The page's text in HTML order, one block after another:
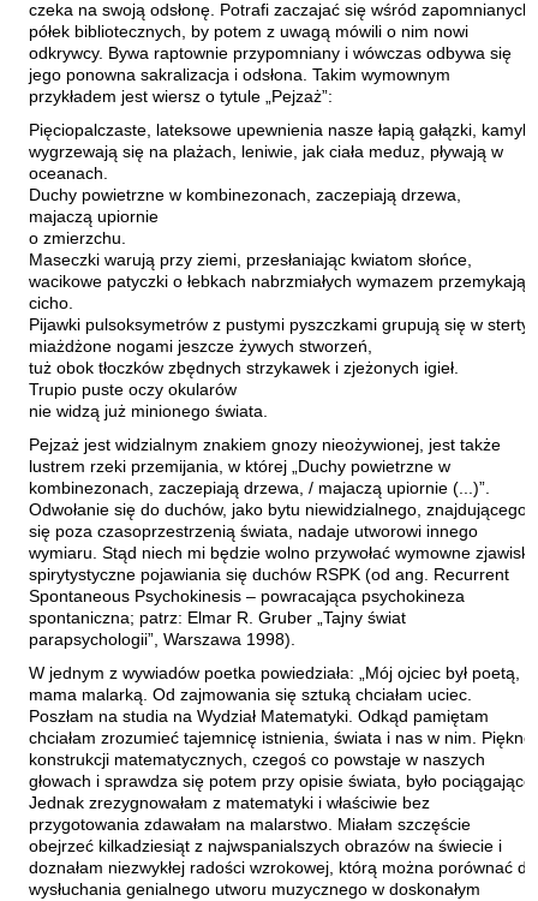
Wasilewski Andrzej
Wasilonek Krzysztof
Wernikowski Sławomir
White Kenneth
Wieseltier Alex
Wiśniewski Marek
Wojciechowicz Zbigniew
Wojciechowski Andrzej
Wójcik Bartosz
Wróblewski Grzegorz
Wróblewski Maciej
Zamysłowski Wojciech
Zawadski Jurij
Zdrodowski Adam
Zegadło Marcin
Zelwan Marta
Zimny Patryk
Zubiński Tadeusz
Zwilnian-Grabowski Tadeusz
Żuliński Leszek
Żymła Marek
czeka na swoją odsłonę. Potrafi zaczajać się wśród zapomnianych
półek bibliotecznych, by potem z uwagą mówili o nim nowi
odkrywcy. Bywa raptownie przypomniany i wówczas odbywa się
jego ponowna sakralizacja i odsłona. Takim wymownym
przykładem jest wiersz o tytule „Pejzaż”:
Pięciopalczaste, lateksowe upewnienia nasze łapią gałązki, kamyki,
wygrzewają się na plażach, leniwie, jak ciała meduz, pływają w
oceanach.
Duchy powietrzne w kombinezonach, zaczepiają drzewa,
majaczą upiornie
o zmierzchu.
Maseczki warują przy ziemi, przesłaniając kwiatom słońce,
wacikowe patyczki o łebkach nabrzmiałych wymazem przemykają
cicho.
Pijawki pulsoksymetrów z pustymi pyszczkami grupują się w sterty
miażdżone nogami jeszcze żywych stworzeń,
tuż obok tłoczków zbędnych strzykawek i zjeżonych igieł.
Trupio puste oczy okularów
nie widzą już minionego świata.
Pejzaż jest widzialnym znakiem gnozy nieożywionej, jest także
lustrem rzeki przemijania, w której „Duchy powietrzne w
kombinezonach, zaczepiają drzewa, / majaczą upiornie (...)”.
Odwołanie się do duchów, jako bytu niewidzialnego, znajdującego
się poza czasoprzestrzenią świata, nadaje utworowi innego
wymiaru. Stąd niech mi będzie wolno przywołać wymowne zjawisko
spirytystyczne pojawiania się duchów RSPK (od ang. Recurrent
Spontaneous Psychokinesis – powracająca psychokineza
spontaniczna; patrz: Elmar R. Gruber „Tajny świat
parapsychologii”, Warszawa 1998).
W jednym z wywiadów poetka powiedziała: „Mój ojciec był poetą,
mama malarką. Od zajmowania się sztuką chciałam uciec.
Poszłam na studia na Wydział Matematyki. Odkąd pamiętam
chciałam zrozumieć tajemnicę istnienia, świata i nas w nim. Piękno
konstrukcji matematycznych, czegoś co powstaje w naszych
głowach i sprawdza się potem przy opisie świata, było pociągające.
Jednak zrezygnowałam z matematyki i właściwie bez
przygotowania zdawałam na malarstwo. Miałam szczęście
obejrzeć kilkadziesiąt z najwspanialszych obrazów na świecie i
doznałam niezwykłej radości wzrokowej, którą można porównać do
wysłuchania genialnego utworu muzycznego w doskonałym